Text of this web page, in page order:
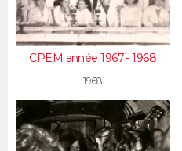
CPEM année 1967 - 1968
1968